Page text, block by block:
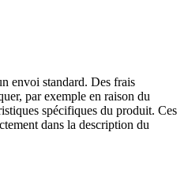
envoi standard. Des frais
par exemple en raison du
spécifiques du produit. Ces
dans la description du